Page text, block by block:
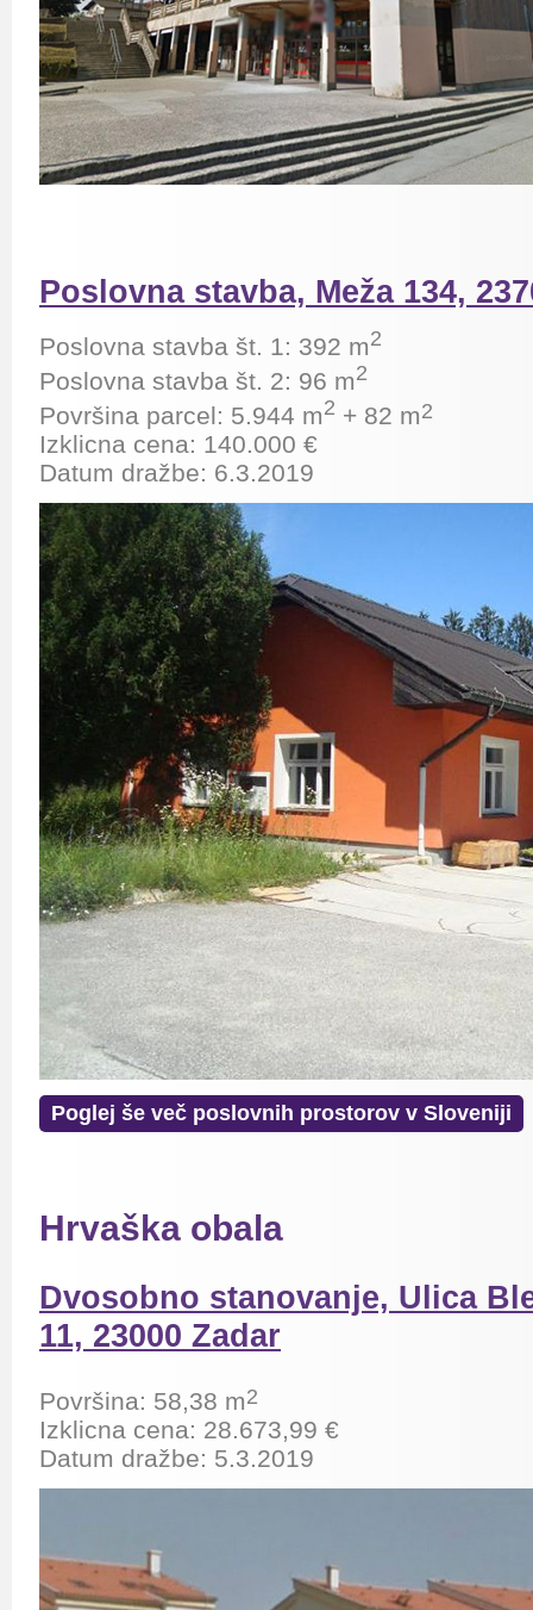
Poslovna stavba, Meža 134,
Poslovna stavba št. 1: 392 m2
Poslovna stavba št. 2: 96 m2
Površina parcel: 5.944 m2 + 82 m2
Izklicna cena: 140.000 €
Datum dražbe: 6.3.2019
Poglej še več poslovnih prostorov v Sloveniji
Hrvaška obala
Dvosobno stanovanje, Ulica
11, 23000 Zadar
Površina: 58,38 m2
Izklicna cena: 28.673,99 €
Datum dražbe: 5.3.2019